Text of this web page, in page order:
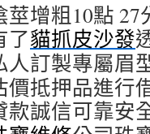
增粗10點 27
了貓抓皮沙發
訂製專屬眉
價抵押品進行
款誠信可靠安